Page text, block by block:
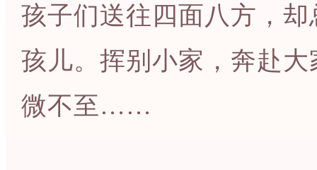
孩子们送往四面八方，
孩儿。挥别小家，奔赴
微不至……